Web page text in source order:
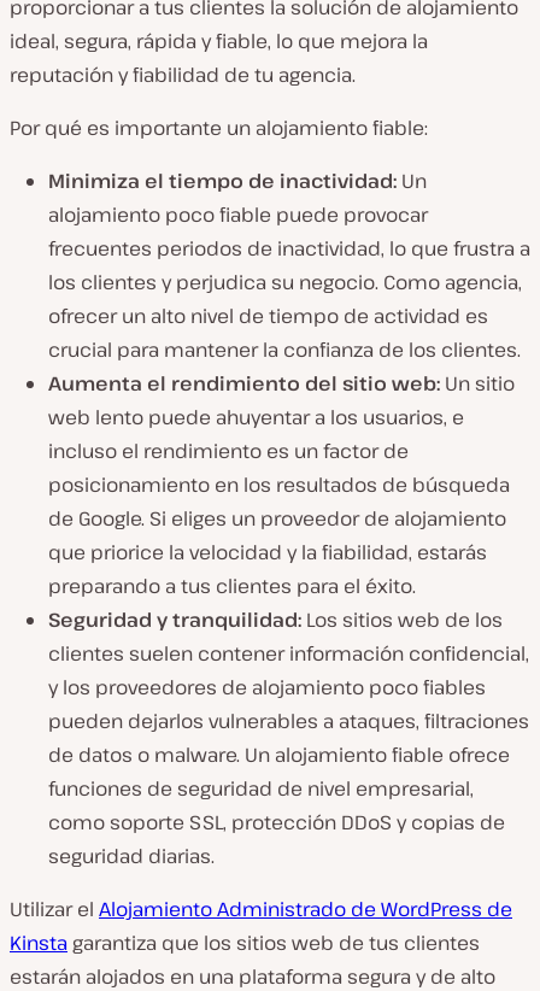
proporcionar a tus clientes la solución de alojamiento
ideal, segura, rápida y fiable, lo que mejora la
reputación y fiabilidad de tu agencia.
Por qué es importante un alojamiento fiable:
Minimiza el tiempo de inactividad: Un
alojamiento poco fiable puede provocar
frecuentes periodos de inactividad, lo que frustra a
los clientes y perjudica su negocio. Como agencia,
ofrecer un alto nivel de tiempo de actividad es
crucial para mantener la confianza de los clientes.
Aumenta el rendimiento del sitio web: Un sitio
web lento puede ahuyentar a los usuarios, e
incluso el rendimiento es un factor de
posicionamiento en los resultados de búsqueda
de Google. Si eliges un proveedor de alojamiento
que priorice la velocidad y la fiabilidad, estarás
preparando a tus clientes para el éxito.
Seguridad y tranquilidad: Los sitios web de los
clientes suelen contener información confidencial,
y los proveedores de alojamiento poco fiables
pueden dejarlos vulnerables a ataques, filtraciones
de datos o malware. Un alojamiento fiable ofrece
funciones de seguridad de nivel empresarial,
como soporte SSL, protección DDoS y copias de
seguridad diarias.
Utilizar el Alojamiento Administrado de WordPress de
Kinsta garantiza que los sitios web de tus clientes
estarán alojados en una plataforma segura y de alto